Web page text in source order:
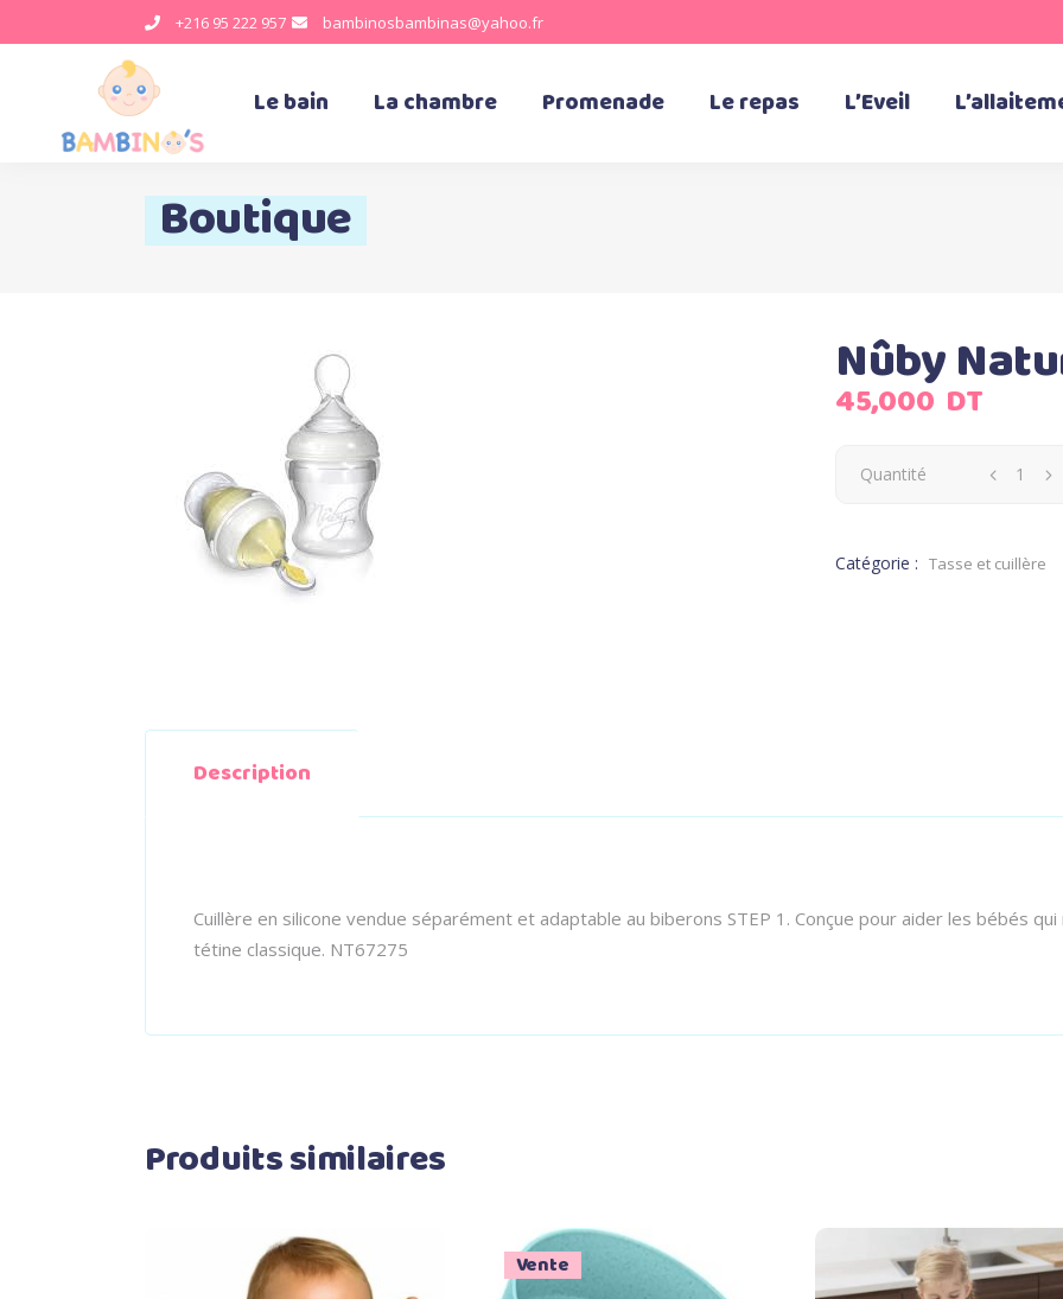
+216 95 222 957 bambinosbambinas@yahoo.fr
Le bain La chambre Promenade Le repas L’Eveil
Boutique
Nûby
45,000 DT
Quantité
Catégorie : Tasse et cuillère
Description
Cuillère en silicone vendue séparément et adaptable au biberons STEP 1. Conçue pour aider les bébés
tétine classique. NT67275
Produits similaires
Vente